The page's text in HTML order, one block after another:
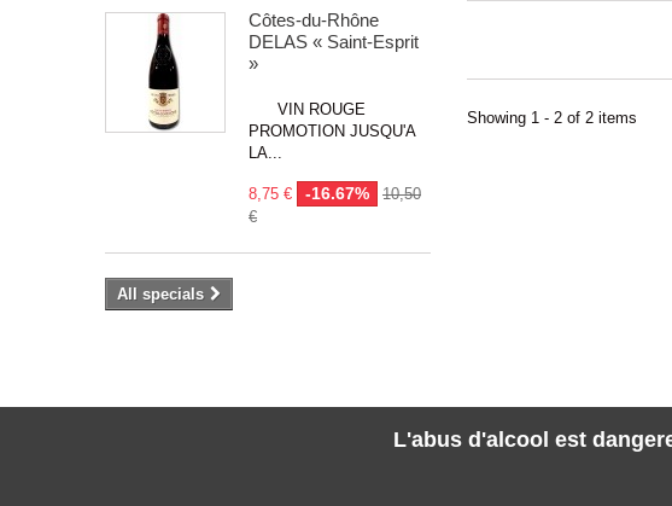
Côtes-du-Rhône
DELAS « Saint-Esprit
»
VIN ROUGE
PROMOTION JUSQU'A
LA...
8,75 € -16.67%
10,50
€
All specials
Showing 1 - 2 of 2 items
L'abus d'alcool est